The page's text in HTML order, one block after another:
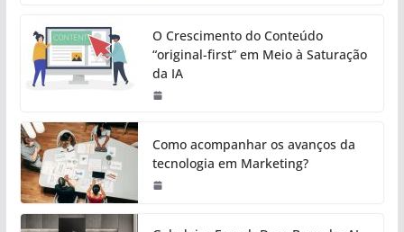
O Crescimento do Conteúdo
“original-first” em Meio à Saturação
da IA
Como acompanhar os avanços da
tecnologia em Marketing?